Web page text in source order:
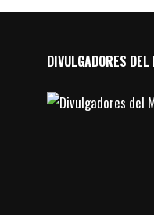
DIVULGADORES